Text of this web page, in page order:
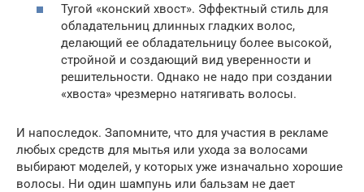
Тугой «конский хвост». Эффектный стиль для
обладательниц длинных гладких волос,
делающий ее обладательницу более высокой,
стройной и создающий вид уверенности и
решительности. Однако не надо при создании
«хвоста» чрезмерно натягивать волосы.
И напоследок. Запомните, что для участия в рекламе
любых средств для мытья или ухода за волосами
выбирают моделей, у которых уже изначально хорошие
волосы. Ни один шампунь или бальзам не дает